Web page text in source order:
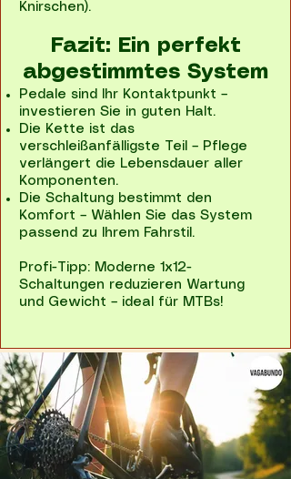
Knirschen).
Fazit: Ein perfekt
abgestimmtes System​
Pedale sind Ihr Kontaktpunkt –
investieren Sie in guten Halt.
Die Kette ist das
verschleißanfälligste Teil – Pflege
verlängert die Lebensdauer aller
Komponenten.
Die Schaltung bestimmt den
Komfort – Wählen Sie das System
passend zu Ihrem Fahrstil.
Profi-Tipp: Moderne 1x12-
Schaltungen reduzieren Wartung
und Gewicht – ideal für MTBs!